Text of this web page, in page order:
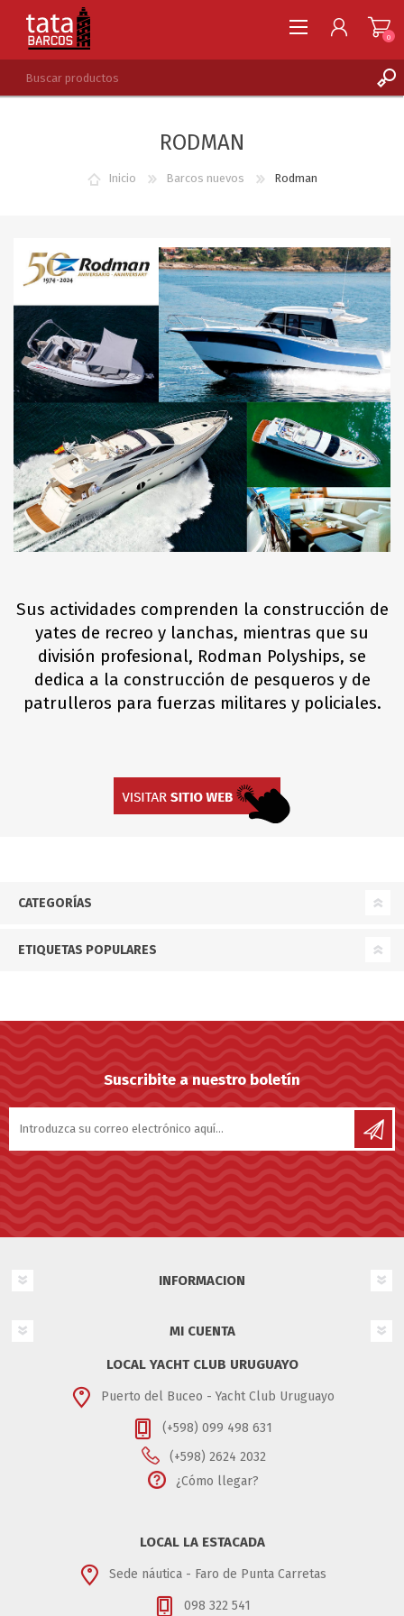
0
RODMAN
Inicio Barcos nuevos Rodman
Sus actividades comprenden la construcción de
yates de recreo y lanchas, mientras que su
división profesional, Rodman Polyships, se
dedica a la construcción de pesqueros y de
patrulleros para fuerzas militares y policiales.
CATEGORÍAS
ETIQUETAS POPULARES
Suscribite a nuestro boletín
INFORMACION
MI CUENTA
LOCAL YACHT CLUB URUGUAYO
Puerto del Buceo - Yacht Club Uruguayo
(+598) 099 498 631
(+598) 2624 2032
¿Cómo llegar?
LOCAL LA ESTACADA
Sede náutica - Faro de Punta Carretas
098 322 541